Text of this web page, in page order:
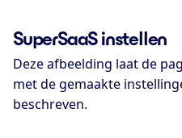
SuperSaaS instellen
Deze afbeelding laat de
met de gemaakte
beschreven.